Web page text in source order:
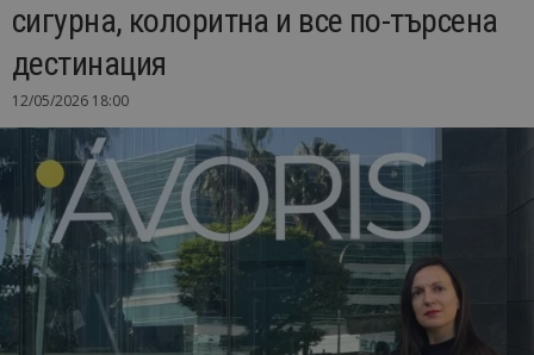
сигурна, колоритна и все по-търсена
дестинация
12/05/2026 18:00